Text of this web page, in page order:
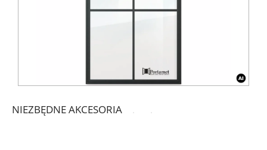
NIEZBĘDNE AKCESORIA